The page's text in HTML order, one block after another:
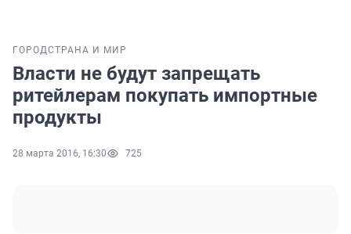
ГОРОДСТРАНА И МИР
Власти не будут запрещать
ритейлерам покупать импортные
продукты
28 марта 2016, 16:30 725